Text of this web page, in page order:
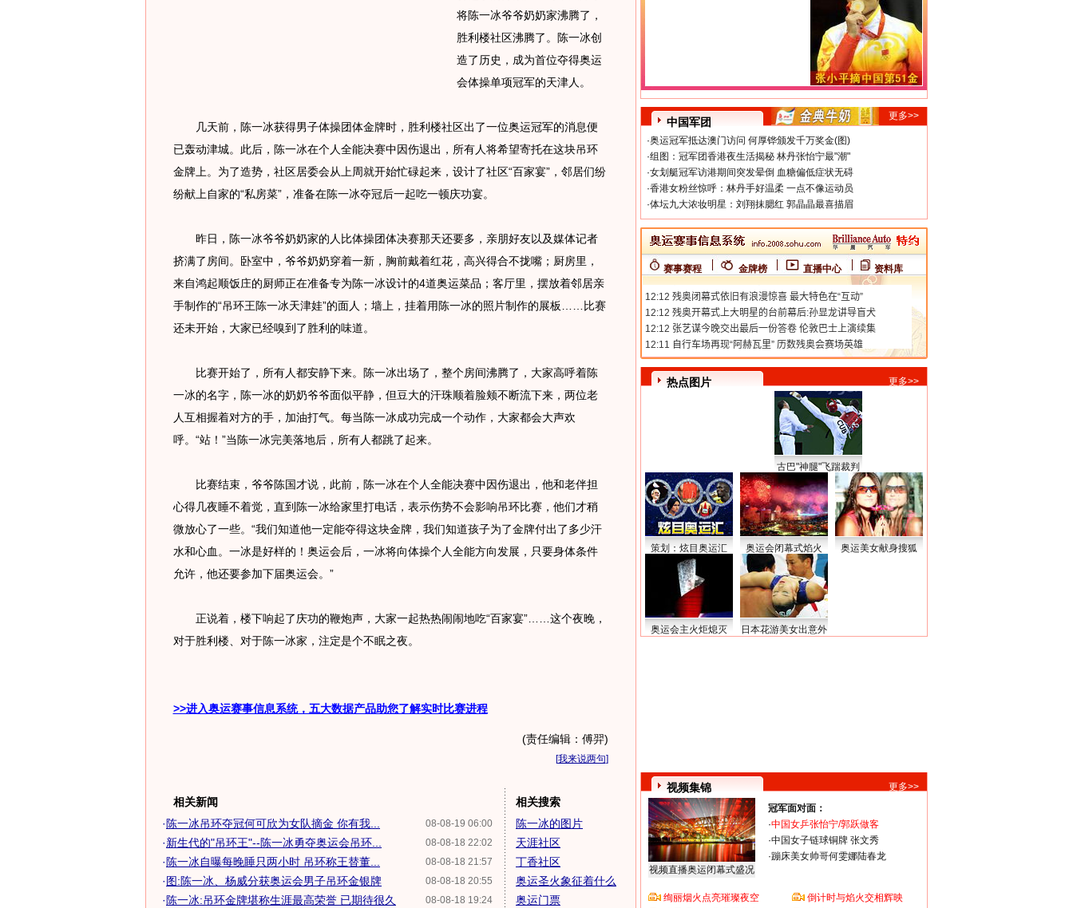
将陈一冰爷爷奶奶家沸腾了，
胜利楼社区沸腾了。陈一冰创
造了历史，成为首位夺得奥运
会体操单项冠军的天津人。
几天前，陈一冰获得男子体操团体金牌时，胜利楼社区出了一位奥运冠军的消息便
已轰动津城。此后，陈一冰在个人全能决赛中因伤退出，所有人将希望寄托在这块吊环
金牌上。为了造势，社区居委会从上周就开始忙碌起来，设计了社区“百家宴”，邻居们纷
纷献上自家的“私房菜”，准备在陈一冰夺冠后一起吃一顿庆功宴。
昨日，陈一冰爷爷奶奶家的人比体操团体决赛那天还要多，亲朋好友以及媒体记者
挤满了房间。卧室中，爷爷奶奶穿着一新，胸前戴着红花，高兴得合不拢嘴；厨房里，
来自鸿起顺饭庄的厨师正在准备专为陈一冰设计的4道奥运菜品；客厅里，摆放着邻居亲
手制作的“吊环王陈一冰天津娃”的面人；墙上，挂着用陈一冰的照片制作的展板……比赛
还未开始，大家已经嗅到了胜利的味道。
比赛开始了，所有人都安静下来。陈一冰出场了，整个房间沸腾了，大家高呼着陈
一冰的名字，陈一冰的奶奶爷爷面似平静，但豆大的汗珠顺着脸颊不断流下来，两位老
人互相握着对方的手，加油打气。每当陈一冰成功完成一个动作，大家都会大声欢
呼。“站！”当陈一冰完美落地后，所有人都跳了起来。
比赛结束，爷爷陈国才说，此前，陈一冰在个人全能决赛中因伤退出，他和老伴担
心得几夜睡不着觉，直到陈一冰给家里打电话，表示伤势不会影响吊环比赛，他们才稍
微放心了一些。“我们知道他一定能夺得这块金牌，我们知道孩子为了金牌付出了多少汗
水和心血。一冰是好样的！奥运会后，一冰将向体操个人全能方向发展，只要身体条件
允许，他还要参加下届奥运会。”
正说着，楼下响起了庆功的鞭炮声，大家一起热热闹闹地吃“百家宴”……这个夜晚，
对于胜利楼、对于陈一冰家，注定是个不眠之夜。
>>进入奥运赛事信息系统，五大数据产品助您了解实时比赛进程
(责任编辑：傅羿)
[我来说两句]
相关新闻
08-08-19 06:00
· 陈一冰吊环夺冠何可欣为女队摘金 你有我...
08-08-18 22:02
·新生代的"吊环王"--陈一冰勇夺奥运会吊环...
08-08-18 21:57
· 陈一冰自曝每晚睡只两小时 吊环称王替董...
08-08-18 20:55
·图:陈一冰、杨威分获奥运会男子吊环金银牌
08-08-18 19:24
· 陈一冰:吊环金牌堪称生涯最高荣誉 已期待很久
相关搜索
陈一冰的图片
天涯社区
丁香社区
奥运圣火象征着什么
奥运门票
中国军团
更多>>
·奥运冠军抵达澳门访问 何厚铧颁发千万奖金(图)
·组图：冠军团香港夜生活揭秘 林丹张怡宁最"潮"
·女划艇冠军访港期间突发晕倒 血糖偏低症状无碍
·香港女粉丝惊呼：林丹手好温柔 一点不像运动员
·体坛九大浓妆明星：刘翔抹腮红 郭晶晶最喜描眉
赛事赛程 金牌榜 直播中心 资料库
热点图片 更多>>
古巴"神腿"飞踹裁判
策划：炫目奥运汇 奥运会闭幕式焰火 奥运美女献身搜狐
奥运会主火炬熄灭 日本花游美女出意外
视频集锦 更多>>
视频直播奥运闭幕式盛况
冠军面对面：
·中国女乒张怡宁/郭跃做客
·中国女子链球铜牌 张文秀
·蹦床美女帅哥何雯娜陆春龙
绚丽烟火点亮璀璨夜空
倒计时与焰火交相辉映